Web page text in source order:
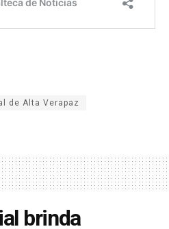
de Alta Verapaz
brinda